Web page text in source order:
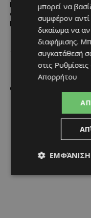
Η Mercedes-Benz
αιώνα ιστορίας και
μέλλον
Ο τουρισμός ως
μπορεί να
συμφέρον αντί
δικαίωμα να
διαφήμισης.
συγκατάθεσή
στις
Απορρήτου